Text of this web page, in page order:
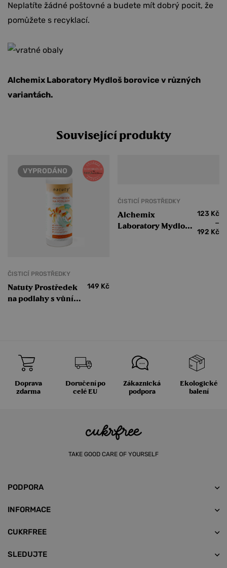
Neplatíte žádné poštovné a budete mít dobrý pocit, že
pomůžete s recyklací.
Alchemix Laboratory Mydloš borovice v různých
variantách.
Související produkty
VYPRODÁNO
ČISTICÍ PROSTŘEDKY
Natuty Prostředek
na podlahy s vůní
149 Kč
ČISTICÍ PROSTŘEDKY
Alchemix
Laboratory Mydloš
123 Kč
–
192 Kč
Doprava
zdarma
Doručení po
celé EU
Zákaznická
podpora
Ekologické
balení
TAKE GOOD CARE OF YOURSELF
PODPORA
INFORMACE
CUKRFREE
SLEDUJTE